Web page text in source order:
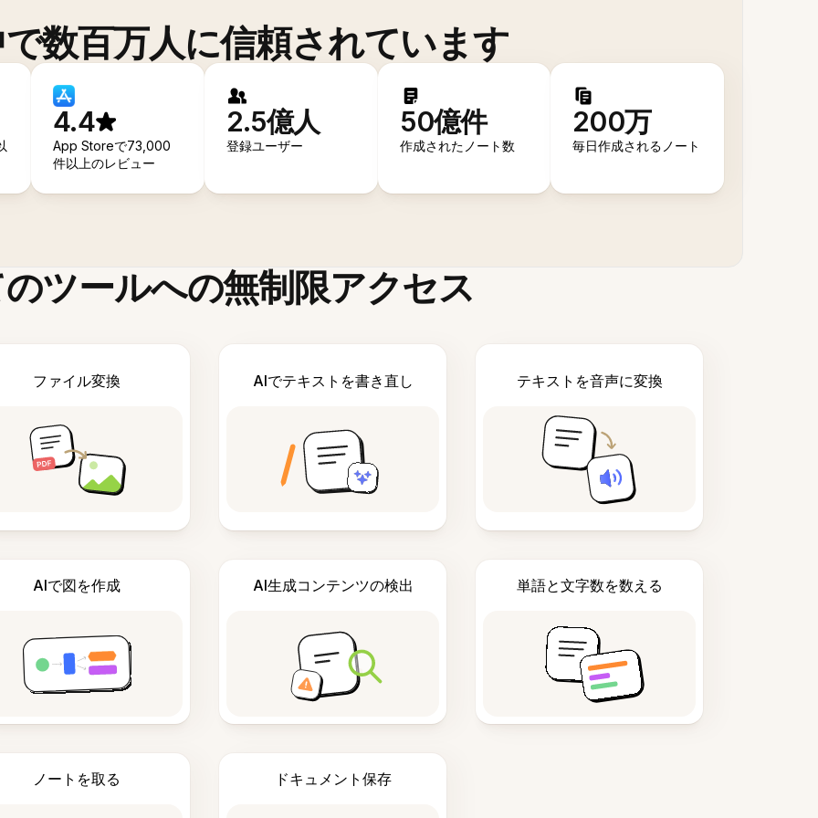
数百万人に信頼されています
4.4
App Storeで73,000
件以上のレビュー
2.5億人
登録ユーザー
50億件
作成されたノート数
200万
毎日作成されるノート
ツールへの無制限アクセス
ファイル変換 AIでテキストを書き直し テキストを音声に変換
AIで図を作成 AI生成コンテンツの検出 単語と文字数を数える
ノートを取る ドキュメント保存